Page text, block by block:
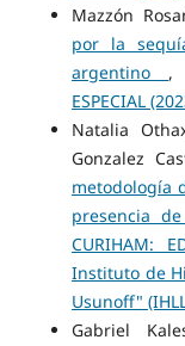
Mazzón
por la
argentino
ESPECIAL
Natalia
Gonzalez
metodología
presencia
CURIHAM:
Instituto de
Usunoff"
Gabriel